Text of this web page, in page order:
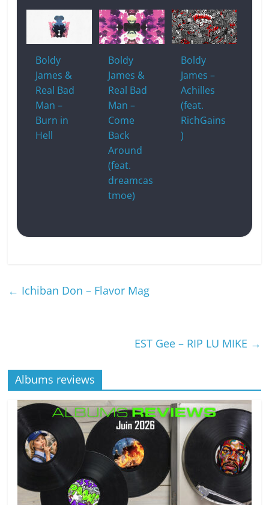
Boldy
James &
Real Bad
Man –
Burn in
Hell
Boldy
James &
Real Bad
Man –
Come
Back
Around
(feat.
dreamcas
tmoe)
Boldy
James –
Achilles
(feat.
RichGains
)
← Ichiban Don – Flavor Mag
EST Gee – RIP LU MIKE →
Albums reviews